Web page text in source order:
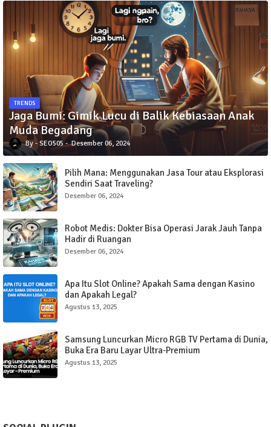
TRENDS
Jaga Bumi: Gimik Lucu di Balik Kebiasaan Anak
Muda Begadang
SEO505 Desember 06, 2024
Pilih Mana: Menggunakan Jasa Tour atau Eksplorasi
Sendiri Saat Traveling?
Desember 06, 2024
Robot Medis: Dokter Bisa Operasi Jarak Jauh Tanpa
Hadir di Ruangan
Desember 06, 2024
Apa Itu Slot Online? Apakah Sama dengan Kasino
dan Apakah Legal?
Agustus 13, 2025
Samsung Luncurkan Micro RGB TV Pertama di Dunia,
Buka Era Baru Layar Ultra-Premium
Agustus 13, 2025